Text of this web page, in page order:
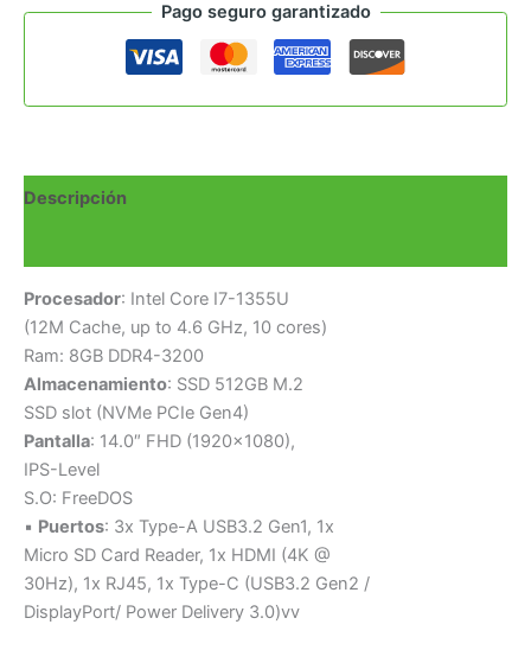
Pago seguro garantizado
Descripción
Procesador: Intel Core I7-1355U
(12M Cache, up to 4.6 GHz, 10 cores)
Ram: 8GB DDR4-3200
Almacenamiento: SSD 512GB M.2
SSD slot (NVMe PCIe Gen4)
Pantalla: 14.0″ FHD (1920×1080),
IPS-Level
S.O: FreeDOS
▪ Puertos: 3x Type-A USB3.2 Gen1, 1x
Micro SD Card Reader, 1x HDMI (4K @
30Hz), 1x RJ45, 1x Type-C (USB3.2 Gen2 /
DisplayPort/ Power Delivery 3.0)vv